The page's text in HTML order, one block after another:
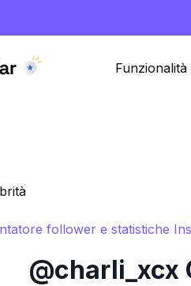
Funzionalità
follower e statistiche